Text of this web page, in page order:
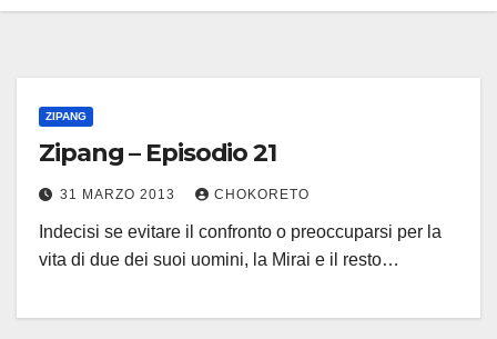
ZIPANG
Zipang – Episodio 21
31 MARZO 2013 CHOKORETO
Indecisi se evitare il confronto o preoccuparsi per la
vita di due dei suoi uomini, la Mirai e il resto…